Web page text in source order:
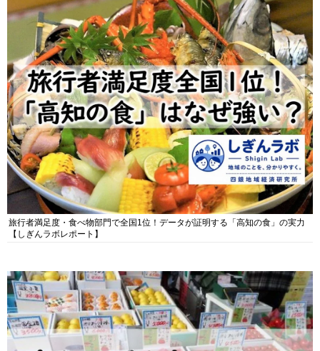
旅行者満足度・食べ物部門で全国1位！データが証明する「高知の食」の実力
【しぎんラボレポート】